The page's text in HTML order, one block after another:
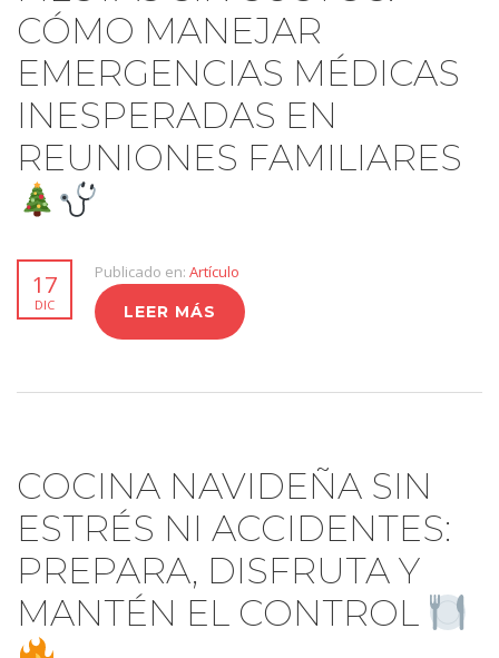
CÓMO MANEJAR
EMERGENCIAS MÉDICAS
INESPERADAS EN
REUNIONES FAMILIARES
17
DIC
Publicado en: Artículo
LEER MÁS
COCINA NAVIDEÑA SIN
ESTRÉS NI ACCIDENTES:
PREPARA, DISFRUTA Y
MANTÉN EL CONTROL